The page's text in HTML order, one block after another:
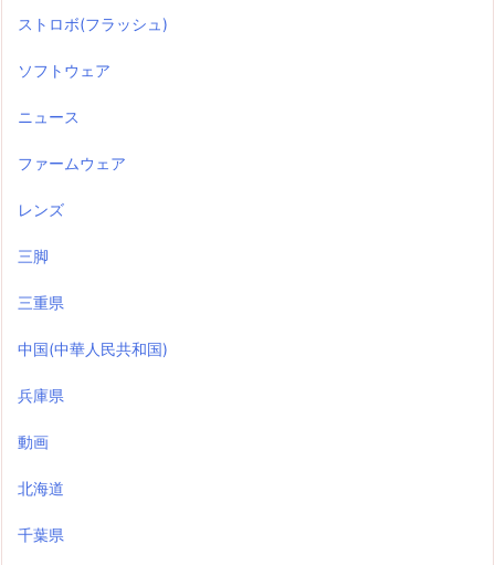
ストロボ(フラッシュ)
ソフトウェア
ニュース
ファームウェア
レンズ
三脚
三重県
中国(中華人民共和国)
兵庫県
動画
北海道
千葉県